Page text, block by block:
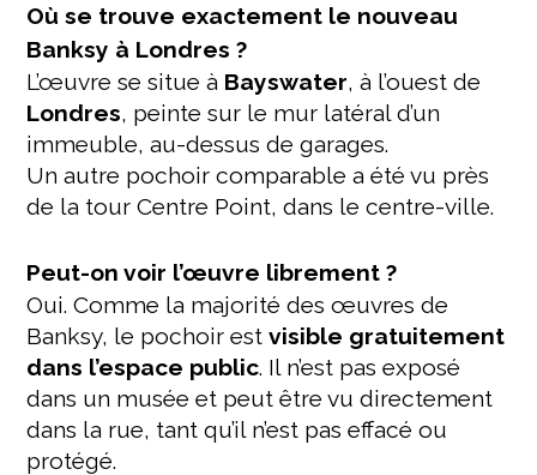
Où se trouve exactement le nouveau
Banksy à Londres ?
L’œuvre se situe à Bayswater, à l’ouest de
Londres, peinte sur le mur latéral d’un
immeuble, au-dessus de garages.
Un autre pochoir comparable a été vu près
de la tour Centre Point, dans le centre-ville.
Peut-on voir l’œuvre librement ?
Oui. Comme la majorité des œuvres de
Banksy, le pochoir estvisible gratuitement
dans l’espace public. Il n’est pas exposé
dans un musée et peut être vu directement
dans la rue, tant qu’il n’est pas effacé ou
protégé.